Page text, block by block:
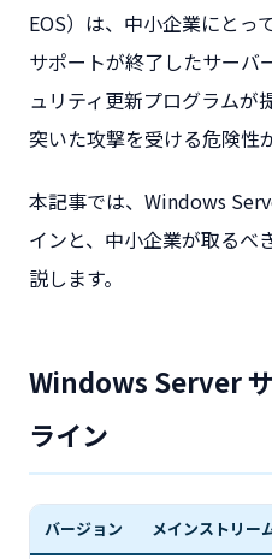
EOS）は、中小企業にとっ
サポートが終了したサーバ
ュリティ更新プログラムが
突いた攻撃を受ける危険性
本記事では、Windows
インと、中小企業が取るべ
説します。
Windows Server
ライン
バージョン メインストリー